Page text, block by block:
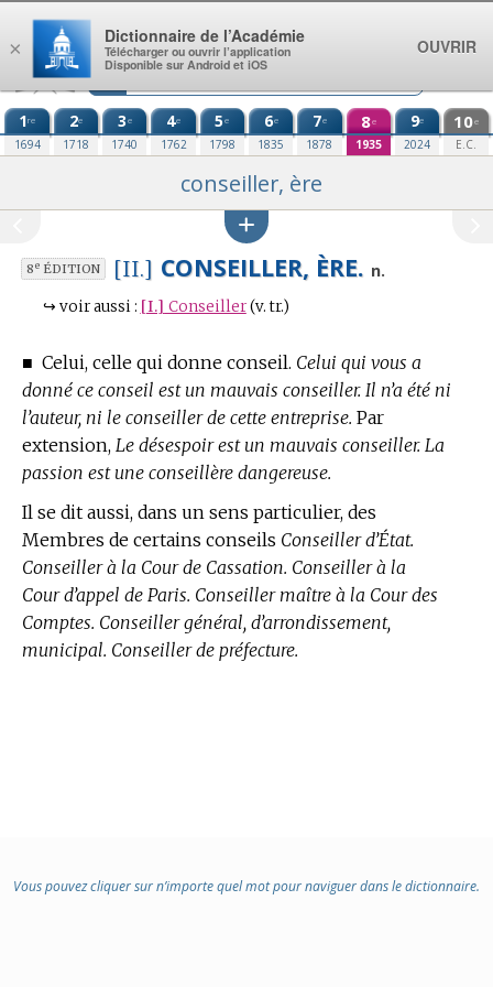
Aller au contenu
1re
1694
2e
1718
3e
1740
4e
1762
5e
1798
6e
1835
7e
1878
8e
1935
9e
2024
10e
E.C.
conseiller, ère
8eÉDITION [II.] CONSEILLER, ÈRE. n.
↪ voir aussi : [I.] Conseiller (v. tr.)
■ Celui, celle qui donne conseil. Celui qui vous a
donné ce conseil est un mauvais conseiller. Il n’a été ni
l’auteur, ni le conseiller de cette entreprise. Par
extension, Le désespoir est un mauvais conseiller. La
passion est une conseillère dangereuse.
Il se dit aussi, dans un sens particulier, des
Membres de certains conseils Conseiller d’État.
Conseiller à la Cour de Cassation. Conseiller à la
Cour d’appel de Paris. Conseiller maître à la Cour des
Comptes. Conseiller général, d’arrondissement,
municipal. Conseiller de préfecture.
Vous pouvez cliquer sur n’importe quel mot pour naviguer dans le dictionnaire.
×
Dictionnaire de l’Académie
Télécharger ou ouvrir l’application
Disponible sur Android et iOS
OUVRIR